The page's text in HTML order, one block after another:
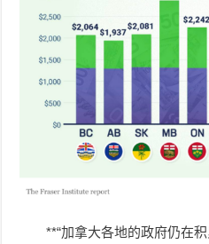
**“加拿大各地的政府仍在